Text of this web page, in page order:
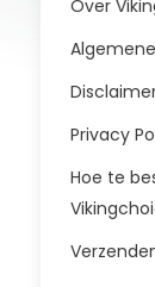
Over
Privacy
Hoe te